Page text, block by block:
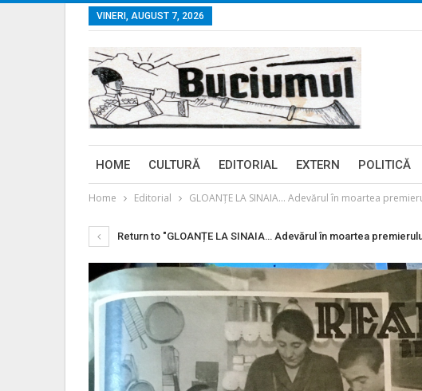
VINERI, AUGUST 7, 2026
HOME CULTURĂ EDITORIAL EXTERN POLITICĂ
Home Editorial GLOANȚE LA SINAIA… Adevărul în moartea
Return to "GLOANȚE LA SINAIA… Adevărul în moartea